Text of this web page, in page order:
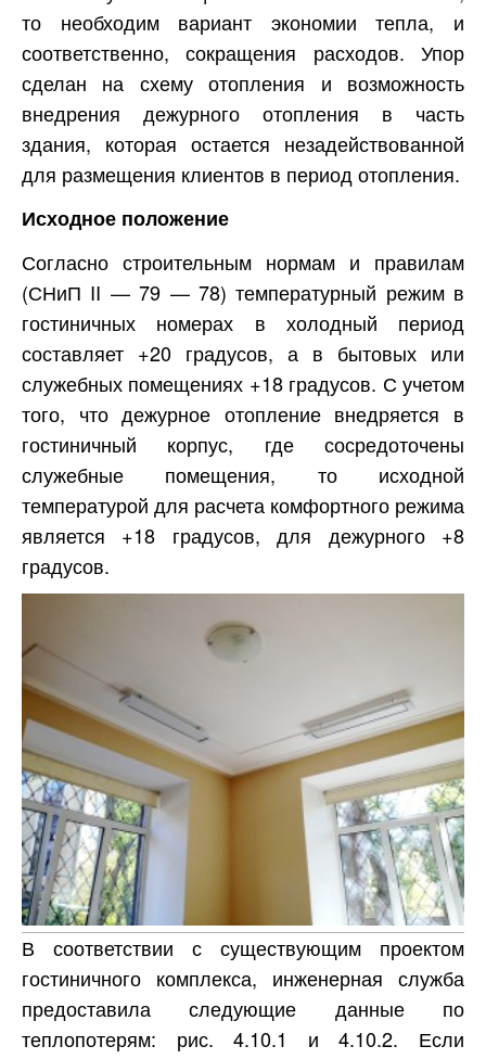
то необходим вариант экономии тепла, и
соответственно, сокращения расходов. Упор
сделан на схему отопления и возможность
внедрения дежурного отопления в часть
здания, которая остается незадействованной
для размещения клиентов в период отопления.
Исходное положение
Согласно строительным нормам и правилам
(СНиП II — 79 — 78) температурный режим в
гостиничных номерах в холодный период
составляет +20 градусов, а в бытовых или
служебных помещениях +18 градусов. С учетом
того, что дежурное отопление внедряется в
гостиничный корпус, где сосредоточены
служебные помещения, то исходной
температурой для расчета комфортного режима
является +18 градусов, для дежурного +8
градусов.
В соответствии с существующим проектом
гостиничного комплекса, инженерная служба
предоставила следующие данные по
теплопотерям: рис. 4.10.1 и 4.10.2. Если